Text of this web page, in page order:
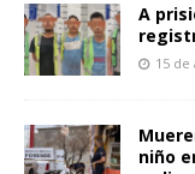
A
15 de
niño